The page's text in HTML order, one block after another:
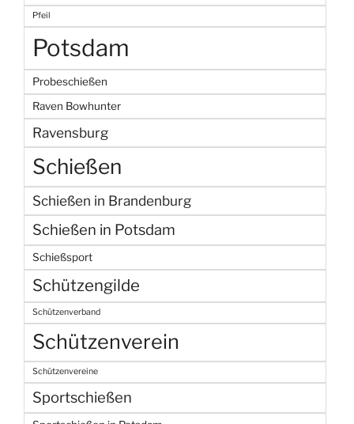
Pfeil
Potsdam
Probeschießen
Raven Bowhunter
Ravensburg
Schießen
Schießen in Brandenburg
Schießen in Potsdam
Schießsport
Schützengilde
Schützenverband
Schützenverein
Schützenvereine
Sportschießen